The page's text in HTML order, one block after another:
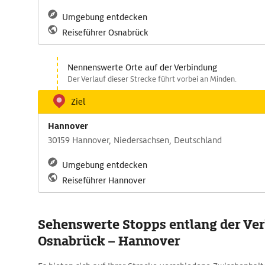
Umgebung entdecken
Reiseführer Osnabrück
Nennenswerte Orte auf der Verbindung
Der Verlauf dieser Strecke führt vorbei an Minden.
Ziel
Hannover
30159 Hannover, Niedersachsen, Deutschland
Umgebung entdecken
Reiseführer Hannover
Sehenswerte Stopps entlang der
Osnabrück – Hannover